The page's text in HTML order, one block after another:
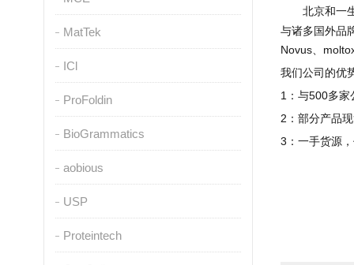
MatTek
ICl
ProFoldin
BioGrammatics
aobious
USP
Proteintech
北京和一
与诸多国外品
Novus
我们公司的优
1 ：与500多家
2 ：部分产品
3 ：一手货源